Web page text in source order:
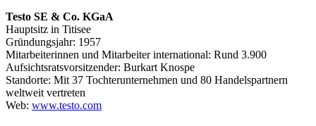
Testo SE & Co. KGaA
Hauptsitz in Titisee
Gründungsjahr: 1957
Mitarbeiterinnen und Mitarbeiter international: Rund 3.900
Aufsichtsratsvorsitzender: Burkart Knospe
Standorte: Mit 37 Tochterunternehmen und 80 Handelspartnern
weltweit vertreten
Web: www.testo.com